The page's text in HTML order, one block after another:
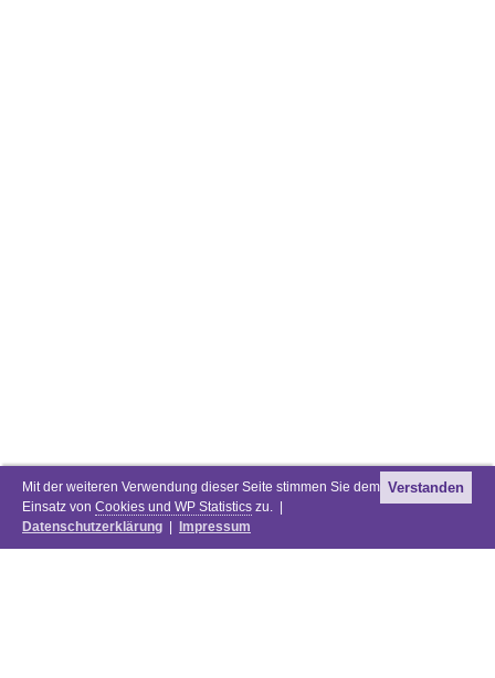
Mit der weiteren Verwendung dieser Seite stimmen Sie dem
Einsatz von Cookies und WP Statistics zu. |
Datenschutzerklärung
Impressum
Verstanden